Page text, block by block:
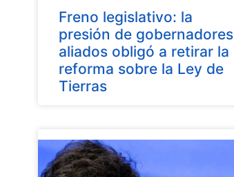
Freno legislativo: la
presión de gobernadores
aliados obligó a retirar la
reforma sobre la Ley de
Tierras